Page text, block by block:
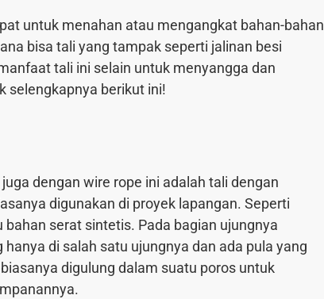
untuk menahan atau mengangkat bahan-bahan
bisa tali yang tampak seperti jalinan besi
tali ini selain untuk menyangga dan
selengkapnya berikut ini!
dengan wire rope ini adalah tali dengan
digunakan di proyek lapangan. Seperti
serat sintetis. Pada bagian ujungnya
di salah satu ujungnya dan ada pula yang
digulung dalam suatu poros untuk